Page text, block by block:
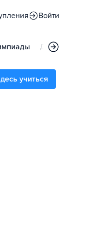
Войти
Дни открытых
учиться